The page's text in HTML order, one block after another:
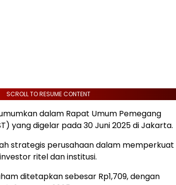
SCROLL TO RESUME CONTENT
dalam Rapat Umum Pemegang
yang digelar pada 30 Juni 2025 di Jakarta.
strategis perusahaan dalam memperkuat
ritel dan institusi.
ditetapkan sebesar Rp1,709, dengan